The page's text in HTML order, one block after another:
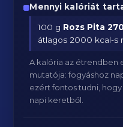
Mennyi kalóriát
100 g Rozs Pita
átlagos 2000 kcal-s
A kalória az étrendben
mutatója: fogyáshoz
ezért fontos tudni,
napi keretből.